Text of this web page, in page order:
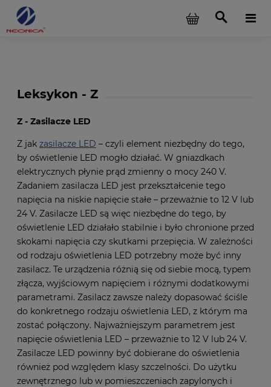
Leksykon - Z
Z - Zasilacze LED
Z jak zasilacze LED – czyli element niezbędny do tego,
by oświetlenie LED mogło działać. W gniazdkach
elektrycznych płynie prąd zmienny o mocy 240 V.
Zadaniem zasilacza LED jest przekształcenie tego
napięcia na niskie napięcie stałe – przeważnie to 12 V lub
24 V. Zasilacze LED są więc niezbędne do tego, by
oświetlenie LED działało stabilnie i było chronione przed
skokami napięcia czy skutkami przepięcia. W zależności
od rodzaju oświetlenia LED potrzebny może być inny
zasilacz. Te urządzenia różnią się od siebie mocą, typem
złącza, wyjściowym napięciem i różnymi dodatkowymi
parametrami. Zasilacz zawsze należy dopasować ściśle
do konkretnego rodzaju oświetlenia LED, z którym ma
zostać połączony. Najważniejszym parametrem jest
napięcie oświetlenia LED – przeważnie to 12 V lub 24 V.
Zasilacze LED powinny być dobierane do oświetlenia
również pod względem klasy szczelności. Do użytku
zewnętrznego lub w pomieszczeniach zapylonych i